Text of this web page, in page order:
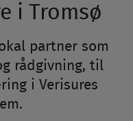
i Tromsø
partner som
rådgivning, til
i Verisures